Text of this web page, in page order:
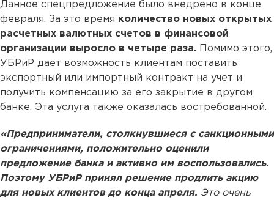
Данное спецпредложение было внедрено в конце
февраля. За это время количество новых открытых
расчетных валютных счетов в финансовой
организации выросло в четыре раза. Помимо этого,
УБРиР дает возможность клиентам поставить
экспортный или импортный контракт на учет и
получить компенсацию за его закрытие в другом
банке. Эта услуга также оказалась востребованной.
«Предприниматели, столкнувшиеся с санкционными
ограничениями, положительно оценили
предложение банка и активно им воспользовались.
Поэтому УБРиР принял решение продлить акцию
для новых клиентов до конца апреля. Это очень